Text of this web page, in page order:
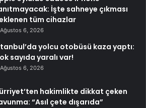
İşte sahneye çıkması
tüm cihazlar
Ağustos 6, 2026
yolcu otobüsü kaza yaptı:
sayıda yaralı var!
Ağustos 6, 2026
hakimlikte dikkat çeken
“Asıl çete dışarıda”